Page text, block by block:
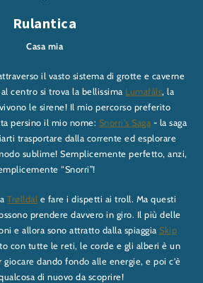
Rulantica
Casa mia
il vasto sistema di grotte e caverne
centro si trova la bellissima Lumafåls, la
le sirene! Il mio percorso preferito
persino il mio nome: Snorri's Saga - la saga
trasportare dalla corrente ed esplorare
sublime! Semplicemente perfetto, anzi,
“Snorri”!
aTrølldal e fare i dispetti ai troll. Ma questi
prendere davvero in giro. Il più delle
e allora sono attratto dalla spiaggia Skip
con tutte le reti, le corde e gli alberi è un
giocare dando fondo alle energie, e poi c'è
di nuovo da scoprire!